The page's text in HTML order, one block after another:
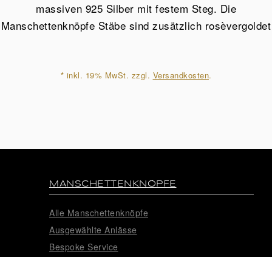
Sterling
massiven 925 Silber mit festem Steg. Die
Manschettenknöpfe Stäbe sind zusätzlich rosèvergoldet
* inkl. 19% MwSt. zzgl. Versandkosten.
MANSCHETTENKNÖPFE
Alle Manschettenknöpfe
Ausgewählte Anlässe
Bespoke Service